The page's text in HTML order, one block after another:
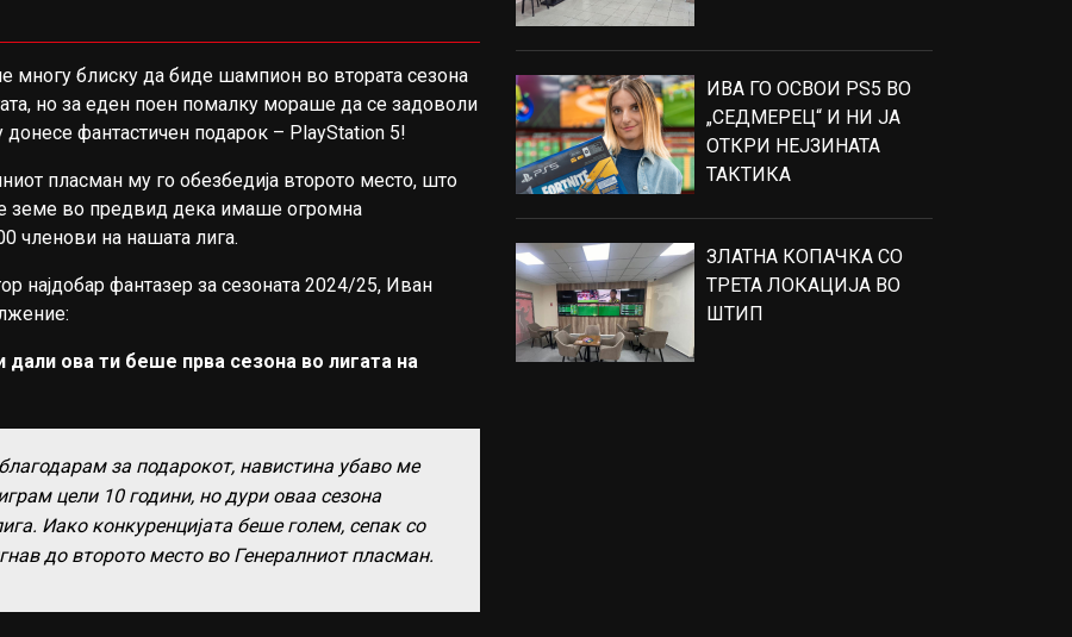
блиску да биде шампион во втората сезона
но за еден поен помалку мораше да се задоволи
фантастичен подарок – PlayStation 5!
пласман му го обезбедија второто место, што
земе во предвид дека имаше огромна
членови на нашата лига.
најдобар фантазер за сезоната 2024/25, Иван
ова ти беше прва сезона во лигата на
за подарокот, навистина убаво ме
цели 10 години, но дури оваа сезона
Иако конкуренцијата беше голем, сепак со
до второто место во Генералниот пласман.
ИВА ГО ОСВОИ PS5 ВО
„СЕДМЕРЕЦ“ И НИ ЈА
ОТКРИ НЕЈЗИНАТА
ТАКТИКА
ЗЛАТНА КОПАЧКА СО
ТРЕТА ЛОКАЦИЈА ВО
ШТИП